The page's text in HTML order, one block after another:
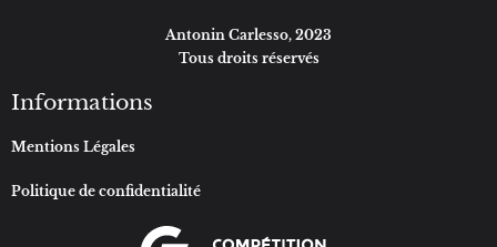
Antonin Carlesso, 2023
Tous droits réservés
Informations
Mentions Légales
Politique de confidentialité